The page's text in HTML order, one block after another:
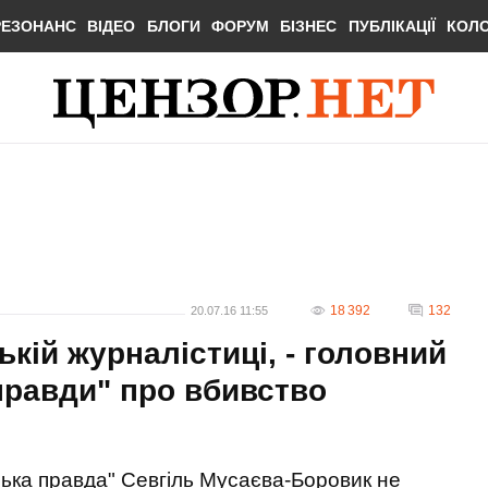
ВІДЕО БЛОГИ ФОРУМ БІЗНЕС ПУБЛІКАЦІЇ
20.07.16 11:55 18 392 132
журналістиці, - головний
про вбивство
правда" Севгіль Мусаєва-Боровик не